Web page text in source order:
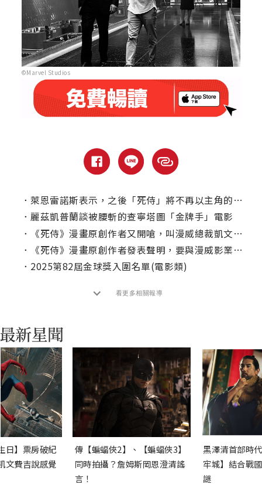
©Marvel Studios
． 萊恩雷諾斯表示，之後「死侍」將不再以主角的身分出現？
． 麗茲凱普蘭談被腰斬的查寧塔圖「金牌手」電影
．
《死侍》漫畫原創作者又開嗆，叫漫威總裁凱文費吉應下台？
．
《死侍》漫畫原創作者發表聲明，要與漫威影業切割！
． 2025第82屆金球獎入圍名單(電影類)
看更多相關報導
日】票房破紀
文費吉說感覺
傳【蝙蝠俠2】、【蝙蝠俠3】
同時拍攝？詹姆斯岡恩澄清謠
言！
黑澤清首部時
牢城】結合戰
謎